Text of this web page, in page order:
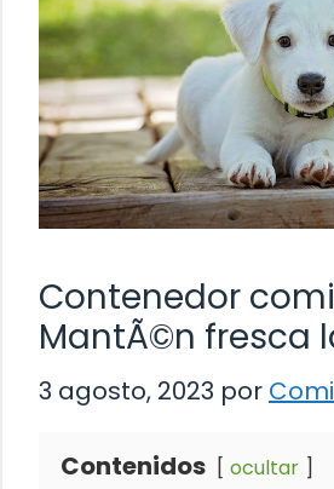
Contenedor
MantÃ©n fresca
3 agosto, 2023 por
Contenidos ocultar